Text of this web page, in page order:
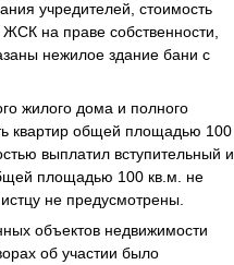
учредителей, стоимость
на праве собственности,
нежилое здание бани с
жилого дома и полного
квартир общей площадью 100
выплатил вступительный и
площадью 100 кв.м. не
не предусмотрены.
объектов недвижимости
об участии было